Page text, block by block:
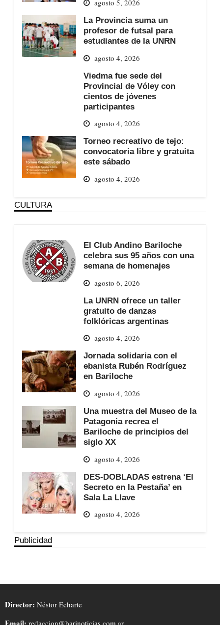
agosto 5, 2026
La Provincia suma un
profesor de futsal para
estudiantes de la UNRN
agosto 4, 2026
Viedma fue sede del
Provincial de Vóley con
cientos de jóvenes
participantes
agosto 4, 2026
Torneo recreativo de tejo:
convocatoria libre y gratuita
este sábado
agosto 4, 2026
CULTURA
El Club Andino Bariloche
celebra sus 95 años con una
semana de homenajes
agosto 6, 2026
La UNRN ofrece un taller
gratuito de danzas
folklóricas argentinas
agosto 4, 2026
Jornada solidaria con el
ebanista Rubén Rodríguez
en Bariloche
agosto 4, 2026
Una muestra del Museo de la
Patagonia recrea el
Bariloche de principios del
siglo XX
agosto 4, 2026
DES-DOBLADAS estrena ‘El
Secreto en la Pestaña’ en
Sala La Llave
agosto 4, 2026
Publicidad
Director: Néstor Echarte